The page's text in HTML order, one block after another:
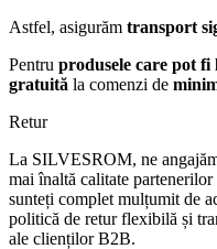
Astfel, asigurăm transport
Pentru produsele care pot
gratuită la comenzi de
Retur
La SILVESROM, ne
mai înaltă calitate
sunteți complet mulțumit de
politică de retur flexibilă și
ale clienților B2B.